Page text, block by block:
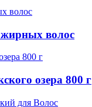
волос
озера 800 г